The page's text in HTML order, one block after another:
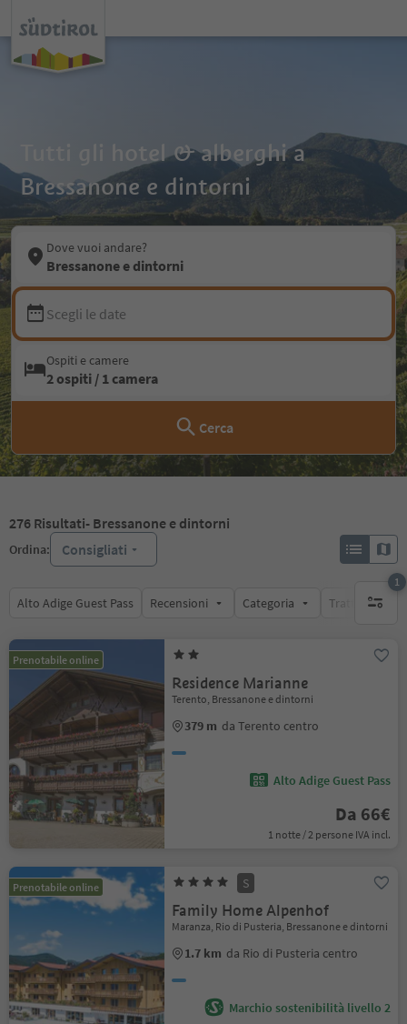
Tutti gli hotel & alberghi a
Bressanone e dintorni
Dove vuoi andare?
Bressanone e dintorni
Scegli le date
Ospiti e camere
2 ospiti / 1 camera
Cerca
276 Risultati- Bressanone e dintorni
Ordina: Consigliati
Alto Adige Guest Pass Recensioni Categoria Trattamento
1
1 filtro
Prenotabile online
Residence Marianne
Terento, Bressanone e dintorni
379 m da Terento centro
Alto Adige Guest Pass
Da 66€
1 notte / 2 persone IVA incl.
Prenotabile online S
Family Home Alpenhof
Maranza, Rio di Pusteria, Bressanone e dintorni
1.7 km da Rio di Pusteria centro
Marchio sostenibilità livello 2